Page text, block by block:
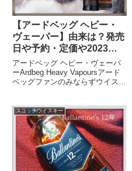
【アードベッグ ヘビー・
ヴェーパー】由来は？発売
日や予約・定価や2023年
限定ウイスキーの味は？
アードベッグ ヘビー・ヴェーパ
ーArdbeg Heavy Vapoursアード
ベッグファンのみならずウイスキ
毎年待ち望まれているのはそれに
合わせて発売される限定ボトル。
2023年に...
スコッチウイスキー